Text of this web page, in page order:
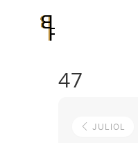
47
JULIOL